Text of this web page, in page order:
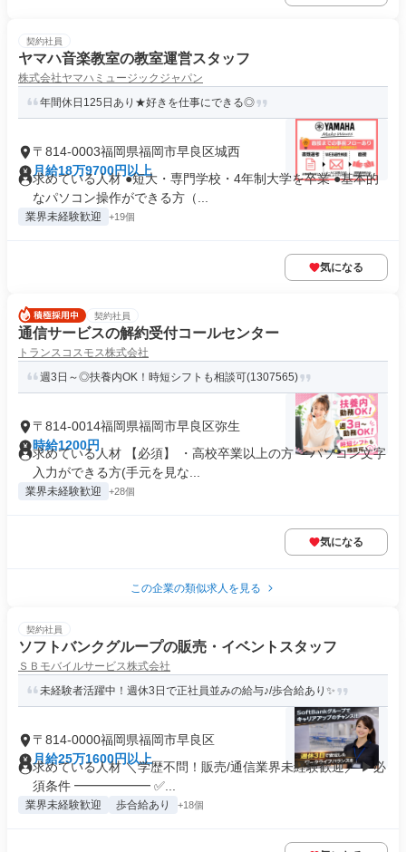
契約社員
ヤマハ音楽教室の教室運営スタッフ
株式会社ヤマハミュージックジャパン
年間休日125日あり★好きを仕事にできる◎
〒814-0003福岡県福岡市早良区城西
月給18万9700円以上
求めている人材 ●短大・専門学校・4年制大学を卒業 ●基本的
なパソコン操作ができる方（...
業界未経験歓迎 +19個
気になる
契約社員
通信サービスの解約受付コールセンター
トランスコスモス株式会社
週3日～◎扶養内OK！時短シフトも相談可(1307565)
〒814-0014福岡県福岡市早良区弥生
時給1200円
求めている人材 【必須】 ・高校卒業以上の方 ・パソコン文字
入力ができる方(手元を見な...
業界未経験歓迎 +28個
気になる
この企業の類似求人を見る
契約社員
ソフトバンクグループの販売・イベントスタッフ
ＳＢモバイルサービス株式会社
未経験者活躍中！週休3日で正社員並みの給与♪/歩合給あり✨
〒814-0000福岡県福岡市早良区
月給25万1600円以上
求めている人材 ＼学歴不問！販売/通信業界未経験歓迎／ ▶必
須条件 ━━━━━━ ✅...
業界未経験歓迎 歩合給あり +18個